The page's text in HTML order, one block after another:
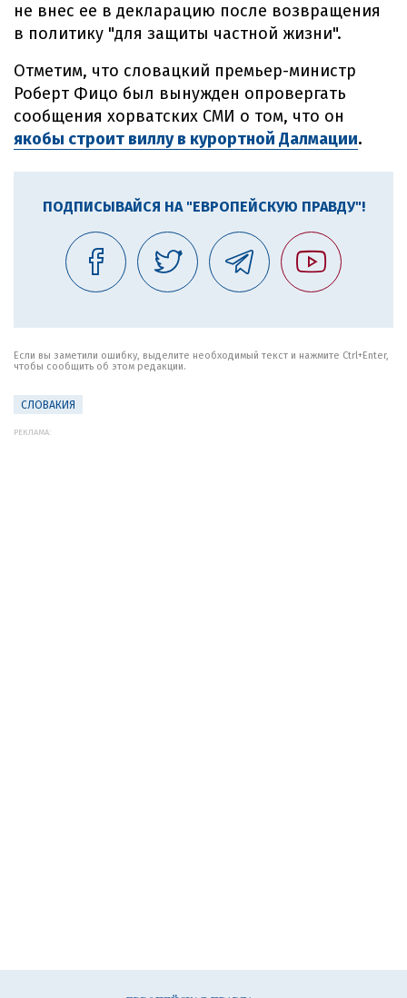
не внес ее в декларацию после возвращения
в политику "для защиты частной жизни".
Отметим, что словацкий премьер-министр
Роберт Фицо был вынужден опровергать
сообщения хорватских СМИ о том, что он
якобы строит виллу в курортной Далмации.
ПОДПИСЫВАЙСЯ НА "ЕВРОПЕЙСКУЮ ПРАВДУ"!
Если вы заметили ошибку, выделите необходимый текст и нажмите Ctrl+Enter,
чтобы сообщить об этом редакции.
СЛОВАКИЯ
РЕКЛАМА: